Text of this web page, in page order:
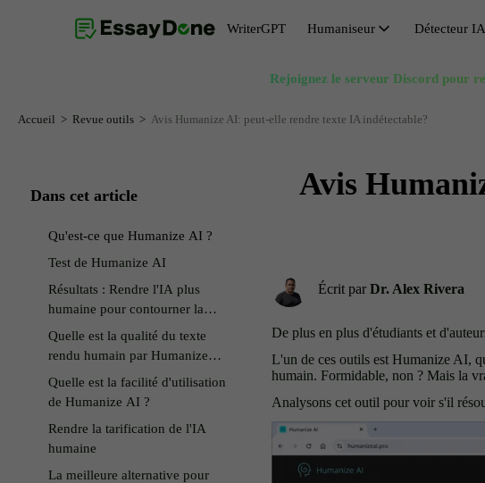
Humaniseur IA gratuit
Suppression de l’IA du texte
Réécrivain IA
Générateur de sujets
Générateur de résumés
Générateur de conclusion d'essai
WriterGPT Humaniseur Détecteur IA
Rejoignez le serveur Discord pour
Accueil Revue outils Avis Humanize AI: peut-elle rendre texte IA indétectable?
Dans cet article
Qu'est-ce que Humanize AI ?
Test de Humanize AI
Résultats : Rendre l'IA plus
humaine pour contourner la
détection par l'IA
Quelle est la qualité du texte
rendu humain par Humanize
AI ?
Quelle est la facilité d'utilisation
de Humanize AI ?
Rendre la tarification de l'IA
humaine
La meilleure alternative pour
Avis
Écrit par Dr. Alex Rivera
De plus en plus d'étudiants et
L'un de ces outils est Humanize AI,
humain. Formidable, non ? Mais la
Analysons cet outil pour voir s'il